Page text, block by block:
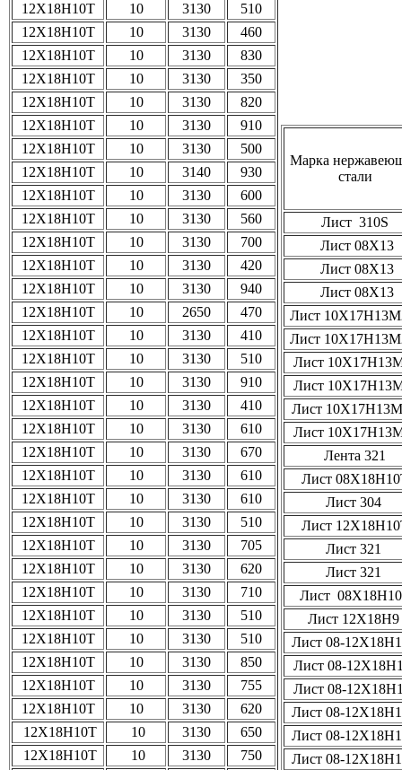
12Х18Н10Т
10 3130
510
12Х18Н10Т
10 3130
460
12Х18Н10Т
10 3130
830
12Х18Н10Т
10 3130
350
12Х18Н10Т
10 3130
820
12Х18Н10Т
10 3130
910
12Х18Н10Т
10 3130
500
12Х18Н10Т
10 3140
930
12Х18Н10Т
10 3130
600
12Х18Н10Т
10 3130
560
12Х18Н10Т
10 3130
700
12Х18Н10Т
10 3130
420
12Х18Н10Т
10 3130
940
12Х18Н10Т
10 2650
470
12Х18Н10Т
10 3130
410
12Х18Н10Т
10 3130
510
12Х18Н10Т
10 3130
910
12Х18Н10Т
10 3130
410
12Х18Н10Т
10 3130
610
12Х18Н10Т
10 3130
670
12Х18Н10Т
10 3130
610
12Х18Н10Т
10 3130
610
12Х18Н10Т
10 3130
510
12Х18Н10Т
10 3130
705
12Х18Н10Т
10 3130
620
12Х18Н10Т
10 3130
710
12Х18Н10Т
10 3130
510
12Х18Н10Т
10 3130
510
12Х18Н10Т
10 3130
850
12Х18Н10Т
10 3130
755
12Х18Н10Т
10 3130
620
12Х18Н10Т
10 3130
650
12Х18Н10Т
10 3130
750
Марка
стали
Лист 310S
Лист 08Х13
Лист 08Х13
Лист 08Х13
Лист
Лист
Лист
Лист
Лист
Лист
Лента 321
Лист
Лист 304
Лист
Лист 321
Лист 321
Лист
Лист 12Х18Н9
Лист 08-
Лист 08-
Лист 08-
Лист 08-
Лист 08-
Лист 08-